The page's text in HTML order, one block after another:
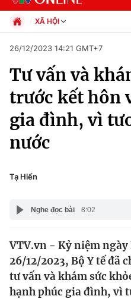
Chuyên mục
Chính trị
Xã hội
Pháp luật
Y tế
Thế giới
Tin tức
Thế giới đó đây
Kinh tế
XÃ HỘI
Xã hội
Pháp luật
Thể thao
Truyền hình
Văn hóa - Giải trí
Y tế
26/12/2023 14:21 GMT+7
Tư vấn và
trước kết hôn
gia đình, vì
nước
Tạ Hiển
Nghe đọc bài 8:02
VTV.vn - Kỷ niệm ngày
26/12/2023, Bộ Y tế đã
tư vấn và khám sức
hạnh phúc gia đình, vì